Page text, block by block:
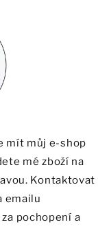
mít můj e-shop
mé zboží na
Kontaktovat
emailu
pochopení a